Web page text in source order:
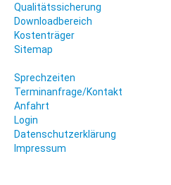
Qualitätssicherung
Downloadbereich
Kostenträger
Sitemap
Sprechzeiten
Terminanfrage/Kontakt
Anfahrt
Login
Datenschutzerklärung
Impressum